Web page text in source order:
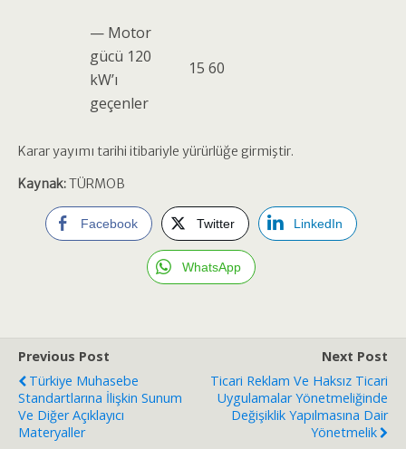
— Motor
gücü 120
kW’ı
geçenler
15 60
Karar yayımı tarihi itibariyle yürürlüğe girmiştir.
Kaynak:TÜRMOB
Facebook Twitter LinkedIn
WhatsApp
Previous Post
Türkiye Muhasebe
Standartlarına İlişkin Sunum
Ve Diğer Açıklayıcı
Materyaller
Next Post
Ticari Reklam Ve Haksız Ticari
Uygulamalar Yönetmeliğinde
Değişiklik Yapılmasına Dair
Yönetmelik